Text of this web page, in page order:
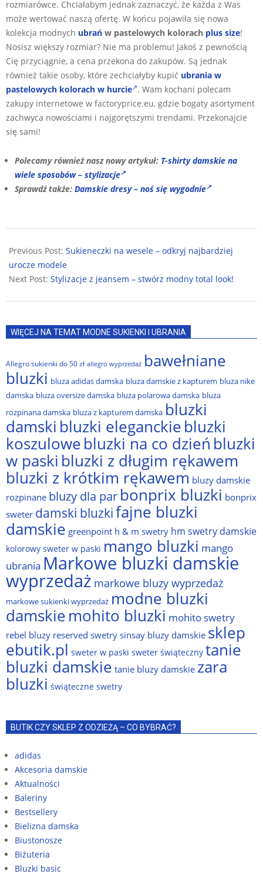
rozmiarówce. Chciałabym jednak zaznaczyć, że każda z Was
może wertować naszą ofertę. W końcu pojawiła się nowa
kolekcja modnych ubrań w pastelowych kolorach plus size!
Nosisz większy rozmiar? Nie ma problemu! Jakoś z pewnością
Cię przyciągnie, a cena przekona do zakupów. Są jednak
również takie osoby, które zechciałyby kupić ubrania w
pastelowych kolorach w hurcie . Wam kochani polecam
zakupy internetowe w factoryprice.eu, gdzie bogaty asortyment
zachwyca nowościami i najgorętszymi trendami. Przekonajcie
się sami!
Polecamy również nasz nowy artykuł: T-shirty damskie na
wiele sposobów – stylizacje
Sprawdź także: Damskie dresy – noś się wygodnie
03-
08
Previous Post: Sukieneczki na wesele – odkryj najbardziej
urocze modele
Next Post: Stylizacje z jeansem – stwórz modny total look!
WIĘCEJ NA TEMAT MODNE SUKIENKI I UBRANIA
Allegro sukienki do 50 zł allegro wyprzedaż bawełniane
bluzki bluza adidas damska bluza damskie z kapturem bluza nike
damska bluza oversize damska bluza polarowa damska bluza
rozpinana damska bluza z kapturem damska bluzki
damski bluzki eleganckie bluzki
koszulowe bluzki na co dzień bluzki
w paski bluzki z długim rękawem
bluzki z krótkim rękawem bluzy damskie
rozpinane bluzy dla par bonprix bluzki bonprix
sweter damski bluzkifajne bluzki
damskie greenpoint h & m swetry hm swetry damskie
kolorowy sweter w paski mango bluzki mango
ubrania Markowe bluzki damskie
wyprzedaż markowe bluzy wyprzedaż
markowe sukienki wyprzedaż modne bluzki
damskiemohito bluzki mohito swetry
rebel bluzy reserved swetrysinsay bluzy damskie sklep
ebutik.pl sweter w paski sweter świąteczny tanie
bluzki damskie tanie bluzy damskie zara
bluzki świąteczne swetry
BUTIK CZY SKLEP Z ODZIEŻĄ – CO BYBRAĆ?
adidas
Akcesoria damskie
Aktualności
Baleriny
Bestsellery
Bielizna damska
Biustonosze
Biżuteria
Bluzki basic